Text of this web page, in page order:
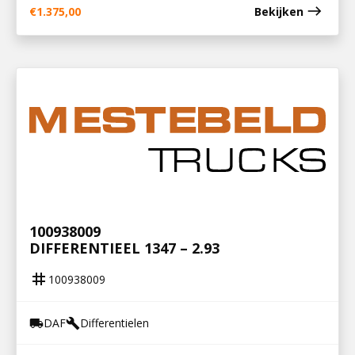
€1.375,00 Bekijken east
100938009
DIFFERENTIEEL 1347 – 2.93
tag 100938009
local_shippingDAFbuildDifferentielen